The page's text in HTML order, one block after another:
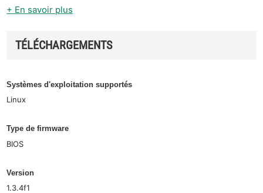
+ En savoir plus
TÉLÉCHARGEMENTS
Systèmes d'exploitation supportés
Linux
Type de firmware
BIOS
Version
1.3.4f1